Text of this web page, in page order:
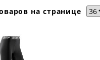
на странице